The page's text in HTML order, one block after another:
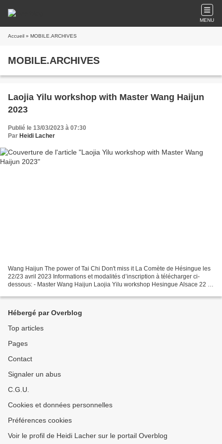
MENU
Accueil » MOBILE.ARCHIVES
MOBILE.ARCHIVES
Laojia Yilu workshop with Master Wang Haijun
2023
Publié le 13/03/2023 à 07:30
Par Heidi Lacher
Wang Haijun The power of Tai Chi Don't miss it La Comète de Hésingue les
22/23 avril 2023 Informations et modalités d’inscription à télécharger ci-
dessous: - Master Wang Haijun Laojia Yilu workshop Hesingue Alsace 22 et
Hébergé par Overblog
Top articles
Pages
Contact
Signaler un abus
C.G.U.
Cookies et données personnelles
Préférences cookies
Voir le profil de Heidi Lacher sur le portail Overblog